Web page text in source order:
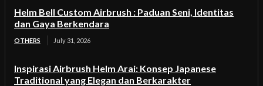
Helm Bell Custom Airbrush : Paduan Seni, Identitas
dan Gaya Berkendara
OTHERS July 31, 2026
Inspirasi Airbrush Helm Arai: Konsep Japanese
Traditional yang Elegan dan Berkarakter